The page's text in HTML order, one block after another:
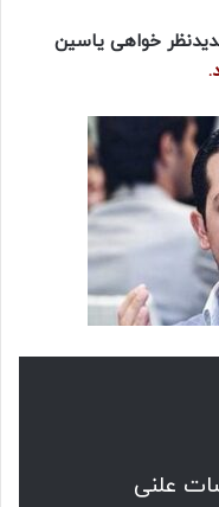
خواهی یاسین
علنی